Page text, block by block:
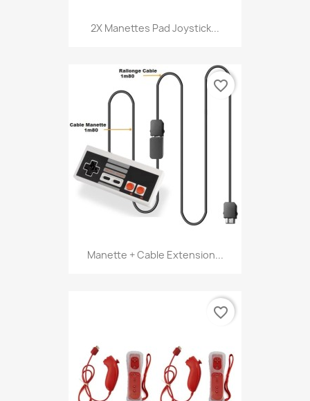
2X Manettes Pad Joystick...
Manette + Cable Extension...
favorite_border
favorite_border